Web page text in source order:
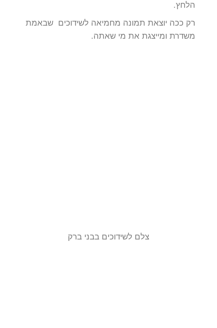
הלחץ.
רק ככה יוצאת תמונה מחמיאה לשידוכים שבאמת
משדרת ומייצגת את מי שאתה.
צלם לשידוכים בבני ברק